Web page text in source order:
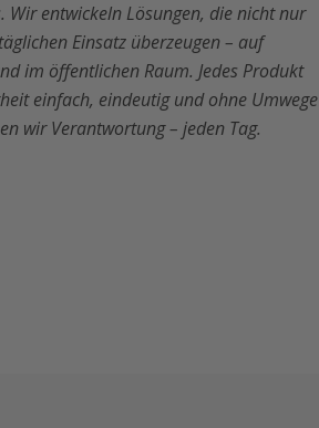
entwickeln Lösungen, die nicht nur
Einsatz überzeugen – auf
im öffentlichen Raum. Jedes Produkt
einfach, eindeutig und ohne Umwege
wir Verantwortung – jeden Tag.